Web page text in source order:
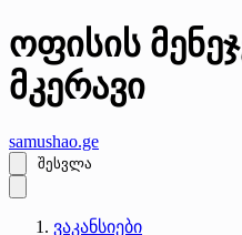
ოფისის
მკერავი
samushao.ge
შესვლა
ვაკანსიები